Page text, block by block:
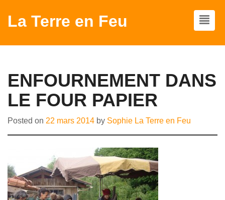
La Terre en Feu
ENFOURNEMENT DANS
LE FOUR PAPIER
Posted on 22 mars 2014 by Sophie La Terre en Feu